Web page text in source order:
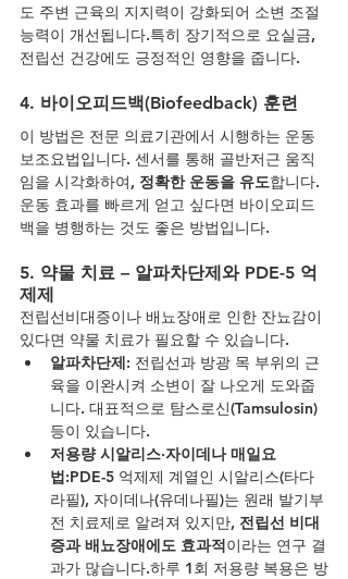
도 주변 근육의 지지력이 강화되어 소변 조절
능력이 개선됩니다.특히 장기적으로 요실금,
전립선 건강에도 긍정적인 영향을 줍니다.
4. 바이오피드백(Biofeedback) 훈련
이 방법은 전문 의료기관에서 시행하는 운동
보조요법입니다. 센서를 통해 골반저근 움직
임을 시각화하여, 정확한 운동을 유도합니다.
운동 효과를 빠르게 얻고 싶다면 바이오피드
백을 병행하는 것도 좋은 방법입니다.
5. 약물 치료 – 알파차단제와 PDE-5 억
제제
전립선비대증이나 배뇨장애로 인한 잔뇨감이
있다면 약물 치료가 필요할 수 있습니다.
알파차단제: 전립선과 방광 목 부위의 근
육을 이완시켜 소변이 잘 나오게 도와줍
니다. 대표적으로 탐스로신(Tamsulosin)
등이 있습니다.
저용량 시알리스·자이데나 매일요
법:PDE-5 억제제 계열인 시알리스(타다
라필), 자이데나(유데나필)는 원래 발기부
전 치료제로 알려져 있지만, 전립선 비대
증과 배뇨장애에도 효과적이라는 연구 결
과가 많습니다.하루 1회 저용량 복용은 방